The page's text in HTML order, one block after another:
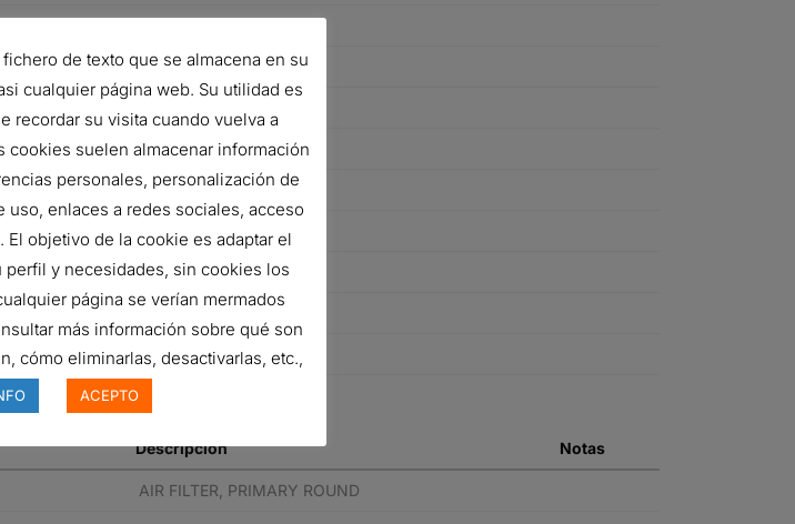
473.1 mm
99.95
ISO 5011
Primary
Round
Cellulose
Outside-In
Descripción Notas
AIR FILTER, PRIMARY ROUND
de texto que se almacena en su
cualquier página web. Su utilidad es
recordar su visita cuando vuelva a
cookies suelen almacenar información
personales, personalización de
uso, enlaces a redes sociales, acceso
El objetivo de la cookie es adaptar el
y necesidades, sin cookies los
página se verían mermados
más información sobre qué son
cómo eliminarlas, desactivarlas, etc.,
ACEPTO